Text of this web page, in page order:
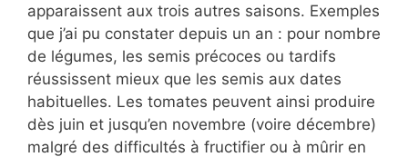
apparaissent aux trois autres saisons. Exemples
que j’ai pu constater depuis un an : pour nombre
de légumes, les semis précoces ou tardifs
réussissent mieux que les semis aux dates
habituelles. Les tomates peuvent ainsi produire
dès juin et jusqu’en novembre (voire décembre)
malgré des difficultés à fructifier ou à mûrir en